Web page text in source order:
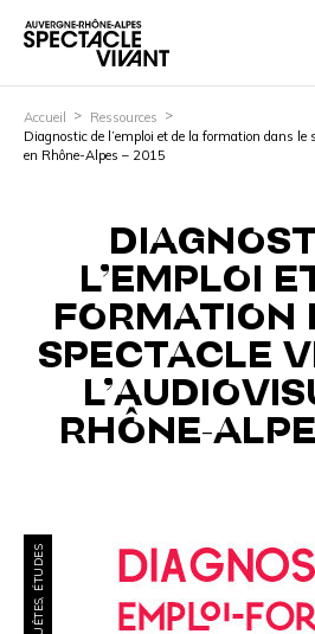
Accueil
Ressources
Diagnostic de l’emploi et de la formation dans le
en Rhône-Alpes – 2015
L’EMPLOI
FORMATION
SPECTACLE
RHÔNE-
ENQUÊTES, ÉTUDES